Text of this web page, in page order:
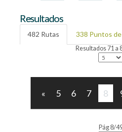
Resultados
482 Rutas 338 Puntos
Resultados 71 a
« 5 6 7 8
Pág 8/